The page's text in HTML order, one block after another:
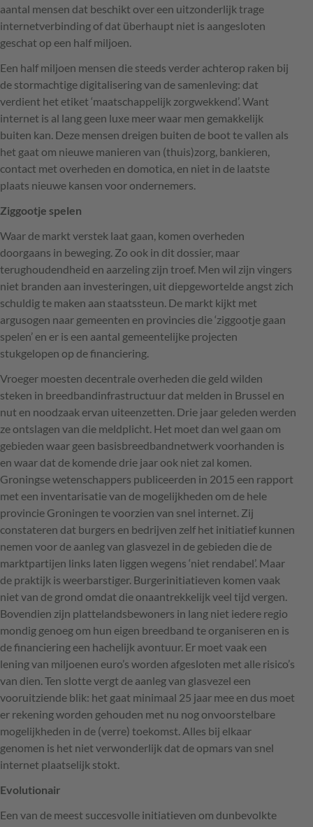
aantal mensen dat beschikt over een uitzonderlijk trage
internetverbinding of dat überhaupt niet is aangesloten
geschat op een half miljoen.
Een half miljoen mensen die steeds verder achterop raken bij
de stormachtige digitalisering van de samenleving: dat
verdient het etiket ‘maatschappelijk zorgwekkend’. Want
internet is al lang geen luxe meer waar men gemakkelijk
buiten kan. Deze mensen dreigen buiten de boot te vallen als
het gaat om nieuwe manieren van (thuis)zorg, bankieren,
contact met overheden en domotica, en niet in de laatste
plaats nieuwe kansen voor ondernemers.
Ziggootje spelen
Waar de markt verstek laat gaan, komen overheden
doorgaans in beweging. Zo ook in dit dossier, maar
terughoudendheid en aarzeling zijn troef. Men wil zijn vingers
niet branden aan investeringen, uit diepgewortelde angst zich
schuldig te maken aan staatssteun. De markt kijkt met
argusogen naar gemeenten en provincies die ‘ziggootje gaan
spelen’ en er is een aantal gemeentelijke projecten
stukgelopen op de financiering.
Vroeger moesten decentrale overheden die geld wilden
steken in breedbandinfrastructuur dat melden in Brussel en
nut en noodzaak ervan uiteenzetten. Drie jaar geleden werden
ze ontslagen van die meldplicht. Het moet dan wel gaan om
gebieden waar geen basisbreedbandnetwerk voorhanden is
en waar dat de komende drie jaar ook niet zal komen.
Groningse wetenschappers publiceerden in 2015 een rapport
met een inventarisatie van de mogelijkheden om de hele
provincie Groningen te voorzien van snel internet. Zij
constateren dat burgers en bedrijven zelf het initiatief kunnen
nemen voor de aanleg van glasvezel in de gebieden die de
marktpartijen links laten liggen wegens ‘niet rendabel’. Maar
de praktijk is weerbarstiger. Burgerinitiatieven komen vaak
niet van de grond omdat die onaantrekkelijk veel tijd vergen.
Bovendien zijn plattelandsbewoners in lang niet iedere regio
mondig genoeg om hun eigen breedband te organiseren en is
de financiering een hachelijk avontuur. Er moet vaak een
lening van miljoenen euro’s worden afgesloten met alle risico’s
van dien. Ten slotte vergt de aanleg van glasvezel een
vooruitziende blik: het gaat minimaal 25 jaar mee en dus moet
er rekening worden gehouden met nu nog onvoorstelbare
mogelijkheden in de (verre) toekomst. Alles bij elkaar
genomen is het niet verwonderlijk dat de opmars van snel
internet plaatselijk stokt.
Evolutionair
Een van de meest succesvolle initiatieven om dunbevolkte